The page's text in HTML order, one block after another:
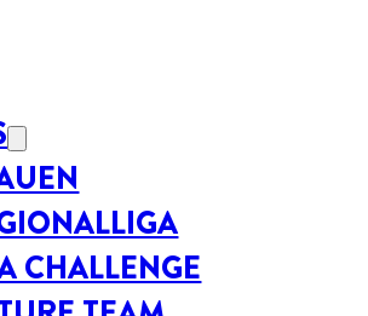
CHALLENGE